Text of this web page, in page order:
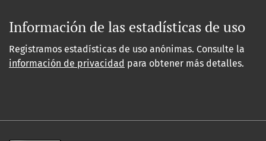
Información de las estadísticas de uso
Registramos estadísticas de uso anónimas. Consulte la
información de privacidad para obtener más detalles.